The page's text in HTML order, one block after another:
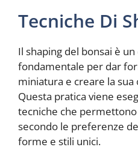
Tecniche Di
Il shaping del bonsai è
fondamentale per dar
miniatura e creare la
Questa pratica viene
tecniche che
secondo le preferenze
forme e stili unici.